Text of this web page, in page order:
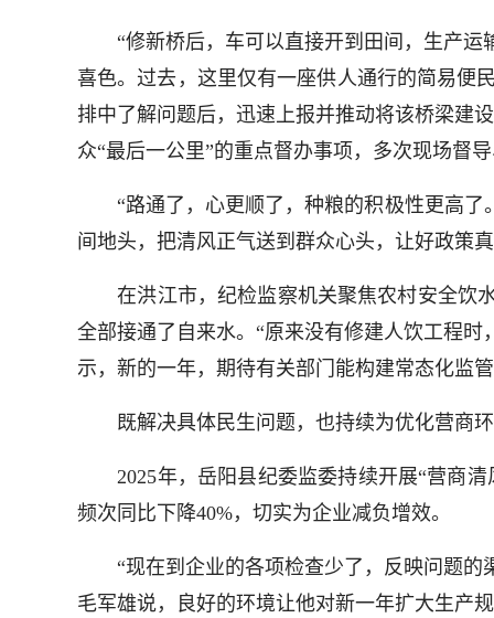
“修新桥后，车可以直接开到田间，生产运
喜色。过去，这里仅有一座供人通行的简易便
排中了解问题后，迅速上报并推动将该桥梁建
众“最后一公里”的重点督办事项，多次现场督
“路通了，心更顺了，种粮的积极性更高了
间地头，把清风正气送到群众心头，让好政策
在洪江市，纪检监察机关聚焦农村安全饮水
全部接通了自来水。“原来没有修建人饮工程
示，新的一年，期待有关部门能构建常态化监
既解决具体民生问题，也持续为优化营商环
2025年，岳阳县纪委监委持续开展“营商清
频次同比下降40%，切实为企业减负增效。
“现在到企业的各项检查少了，反映问题的
毛军雄说，良好的环境让他对新一年扩大生产